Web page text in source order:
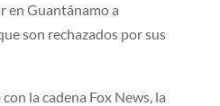
en Guantánamo a
son rechazados por sus
la cadena Fox News, la